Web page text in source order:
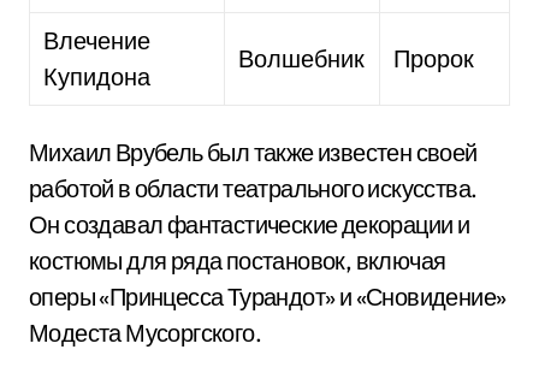
Влечение
Купидона
Волшебник Пророк
Михаил Врубель был также известен своей
работой в области театрального искусства.
Он создавал фантастические декорации и
костюмы для ряда постановок, включая
оперы «Принцесса Турандот» и «Сновидение»
Модеста Мусоргского.